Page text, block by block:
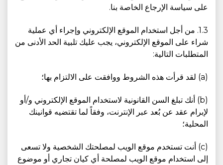
على سياسة الإرجاع الخاصة بنا.
1.3. من أجل استخدام الموقع الإلكتروني وإجراء أي عملية
شراء على الموقع الإلكتروني، يجب عليك تلبية الحد الأدنى من
المتطلبات التالية:
(a) لقد قرأت هذه الشروط ووافقت على الالتزام بها؛
(b) أنك تبلغ السن القانونية لاستخدام الموقع الإلكتروني و/أو
لإبرام عقد عن بُعد عبر الإنترنت، وفقاً لما تقتضيه قوانينك
المحلية؛
(c) أنت تستخدم موقع الويب لمصلحتك الشخصية ولا تسعى
إلى استخدام موقع الويب لمصلحة أي كيان تجاري أو موضوع